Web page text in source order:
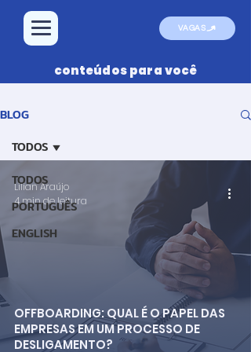
VAGAS
conteúdos para você
BLOG
TODOS
PORTUGUÊS
ENGLISH
TODOS
OFFBOARDING: QUAL É O PAPEL DAS
EMPRESAS EM UM PROCESSO DE
DESLIGAMENTO?
Lilian Araújo
4 min de leitura